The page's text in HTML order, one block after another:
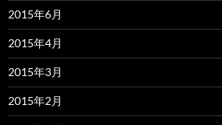
2015年6月
2015年4月
2015年3月
2015年2月